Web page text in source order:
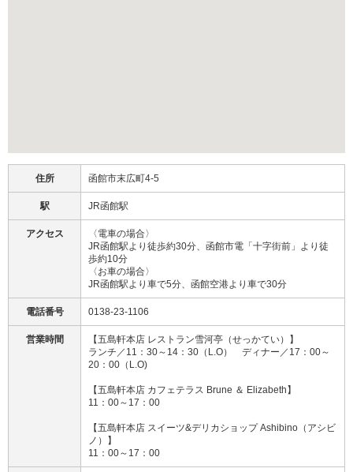
住所 函館市末広町4-5
駅 JR函館駅
アクセス
〈電車の場合〉
JR函館駅より徒歩約30分、函館市電「十字街前」より徒
歩約10分
〈お車の場合〉
JR函館駅より車で5分、函館空港より車で30分
電話番号 0138-23-1106
営業時間
【五島軒本店 レストラン雪河亭（せっかてい）】
ランチ／11：30～14：30（L.O） ディナー／17：00～
20：00（L.O)
【五島軒本店 カフェテラス Brune ＆ Elizabeth】
11：00～17：00
【五島軒本店 スイーツ&デリカショップ Ashibino（アシビ
ノ）】
11：00～17：00